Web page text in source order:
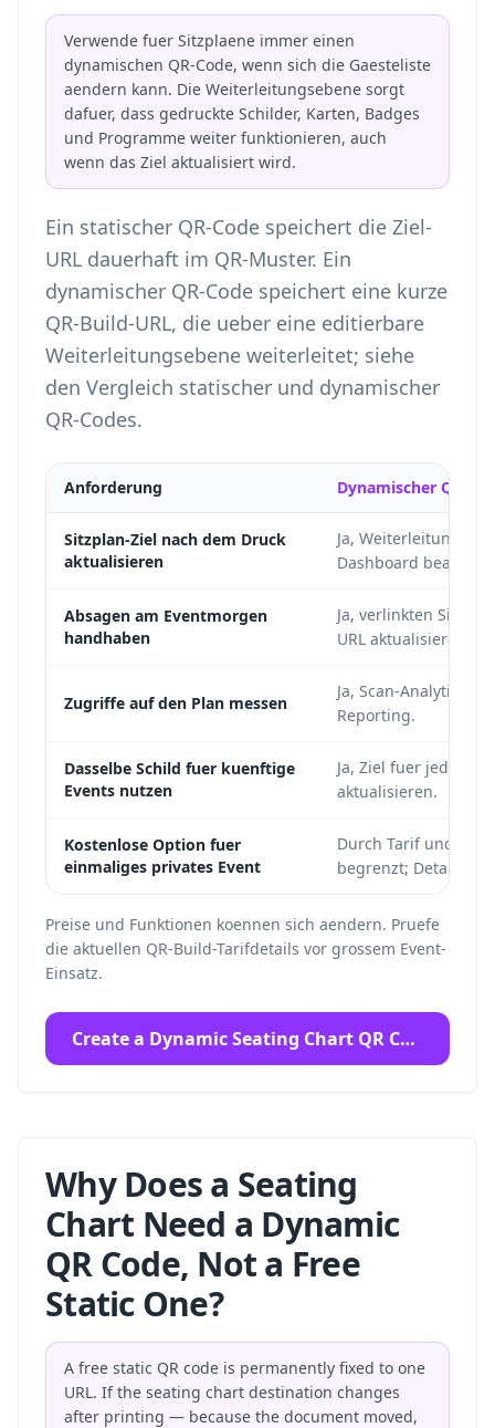
Verwende fuer Sitzplaene immer einen
dynamischen QR-Code, wenn sich die Gaesteliste
aendern kann. Die Weiterleitungsebene sorgt
dafuer, dass gedruckte Schilder, Karten, Badges
und Programme weiter funktionieren, auch
wenn das Ziel aktualisiert wird.
Ein statischer QR-Code speichert die Ziel-
URL dauerhaft im QR-Muster. Ein
dynamischer QR-Code speichert eine kurze
QR-Build-URL, die ueber eine editierbare
Weiterleitungsebene weiterleitet; siehe
den Vergleich statischer und dynamischer
QR-Codes.
Anforderung Dynamischer QR-
Sitzplan-Ziel nach dem Druck
aktualisieren
Ja,
Dashboard
Absagen am Eventmorgen
handhaben
Ja, verlinkten
URL aktualisieren.
Zugriffe auf den Plan messen
Ja, Scan-Analytics
Reporting.
Dasselbe Schild fuer kuenftige
Events nutzen
Ja, Ziel fuer jedes
aktualisieren.
Kostenlose Option fuer
einmaliges privates Event
Durch Tarif und
begrenzt; Details
Preise und Funktionen koennen sich aendern. Pruefe
die aktuellen QR-Build-Tarifdetails vor grossem Event-
Einsatz.
Create a Dynamic Seating Chart QR Code
Why Does a Seating
Chart Need a Dynamic
QR Code, Not a Free
Static One?
A free static QR code is permanently fixed to one
URL. If the seating chart destination changes
after printing — because the document moved,